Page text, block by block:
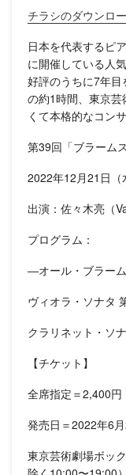
チラシのダウンロ
日本を代表するピ
に開催している人
好評のうちに7年
の約1時間、東京
くて本格的なコン
第39回「ブラーム
2022年12月21日（
出演：佐々木亮（
プログラム：
―オール・ブラー
ヴィオラ・ソナタ
クラリネット・ソ
【チケット】
全席指定＝2,400円
発売日＝2022年6月
東京芸術劇場ボッ